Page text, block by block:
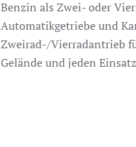
Benzin als Zwei- oder
Automatikgetriebe und
Zweirad-/Vierradantrieb
Gelände und jeden